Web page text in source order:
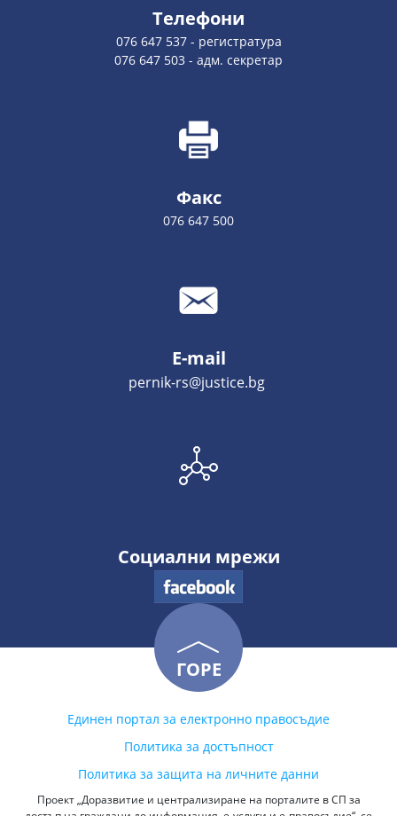
Телефони
076 647 537 - регистратура
076 647 503 - адм. секретар
Факс
076 647 500
E-mail
pernik-rs@justice.bg
Социални мрежи
ГОРЕ
Единен портал за електронно правосъдие
Политика за достъпност
Политика за защита на личните данни
Проект „Доразвитие и централизиране на порталите в СП за